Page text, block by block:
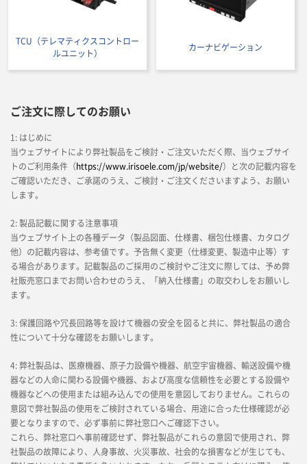
TCU（テレマティクスコントロー
ルユニット）
カーナビゲーション
ご注文に際してのお願い
1: はじめに
当ウェブサイトにより弊社製品をご検討・ご注文いただく際、当ウェブサイ
トのご利用条件（https://www.irisoele.com/jp/website/）と次の記載内容を
ご確認いただき、ご承諾のうえ、ご検討・ご注文くださいますよう、お願い
します。
2: 製品記載に関する注意事項
当ウェブサイト上の各種データ（製品図面、仕様書、梱包仕様書、カタログ
他）の記載内容は、参考値です。予告無く変更（仕様変更、製造中止等）す
る場合があります。記載製品のご採用のご検討やご注文に際しては、予め弊
社販売窓口までお問い合わせのうえ、「納入仕様書」の取交わしをお願いし
ます。
3: 保護回路や冗長回路等を設けて機器の安全を図ると共に、弊社製品の適合
性について十分な確認をお願いします。
4: 弊社製品は、医療機器、原子力設備や機器、航空宇宙機器、輸送設備や機
器などの人命に関わる設備や機器、および高度な信頼性を必要とする設備や
機器などへの使用または組み込んでの使用を意図しておりません。これらの
意図で弊社製品の使用をご検討されている場合、用途に合った仕様確認が必
要となりますので、必ず事前に弊社窓口へご確認下さい。
これら、弊社窓口へ事前確認せず、弊社製品がこれらの意図で使用され、弊
社製品の故障により、人身事故、火災事故、社会的な損害などが生じても、